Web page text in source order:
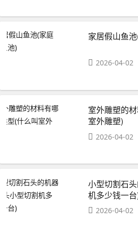
家居假山鱼
2026-04-02
室外雕塑的
室外雕塑)
2026-04-02
小型切割石
机多少钱一
2026-04-02